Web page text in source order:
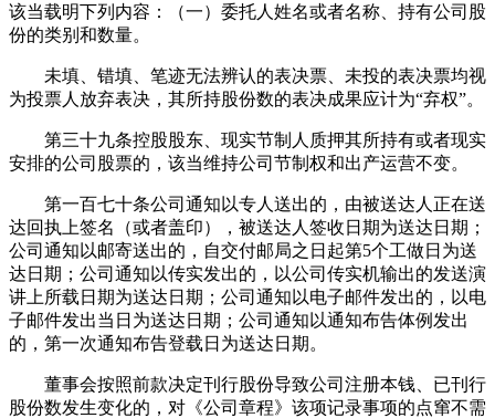
该当载明下列内容：（一）委托人姓名或者名称、持有公司股
份的类别和数量。
未填、错填、笔迹无法辨认的表决票、未投的表决票均视
为投票人放弃表决，其所持股份数的表决成果应计为“弃权”。
第三十九条控股股东、现实节制人质押其所持有或者现实
安排的公司股票的，该当维持公司节制权和出产运营不变。
第一百七十条公司通知以专人送出的，由被送达人正在送
达回执上签名（或者盖印），被送达人签收日期为送达日期；
公司通知以邮寄送出的，自交付邮局之日起第5个工做日为送
达日期；公司通知以传实发出的，以公司传实机输出的发送演
讲上所载日期为送达日期；公司通知以电子邮件发出的，以电
子邮件发出当日为送达日期；公司通知以通知布告体例发出
的，第一次通知布告登载日为送达日期。
董事会按照前款决定刊行股份导致公司注册本钱、已刊行
股份数发生变化的，对《公司章程》该项记录事项的点窜不需